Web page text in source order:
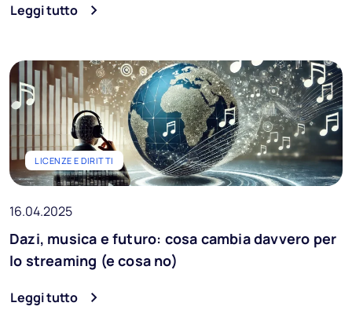
Leggi tutto
LICENZE E DIRITTI
16.04.2025
Dazi, musica e futuro: cosa cambia davvero per
lo streaming (e cosa no)
Leggi tutto